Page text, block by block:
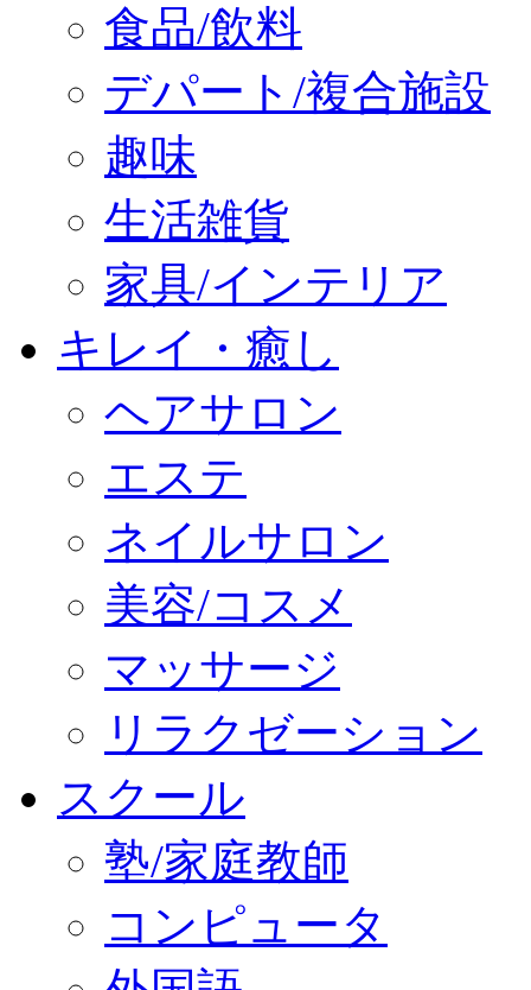
食品/飲料
デパート/複合施設
趣味
生活雑貨
家具/インテリア
キレイ・癒し
ヘアサロン
エステ
ネイルサロン
美容/コスメ
マッサージ
リラクゼーション
スクール
塾/家庭教師
コンピュータ